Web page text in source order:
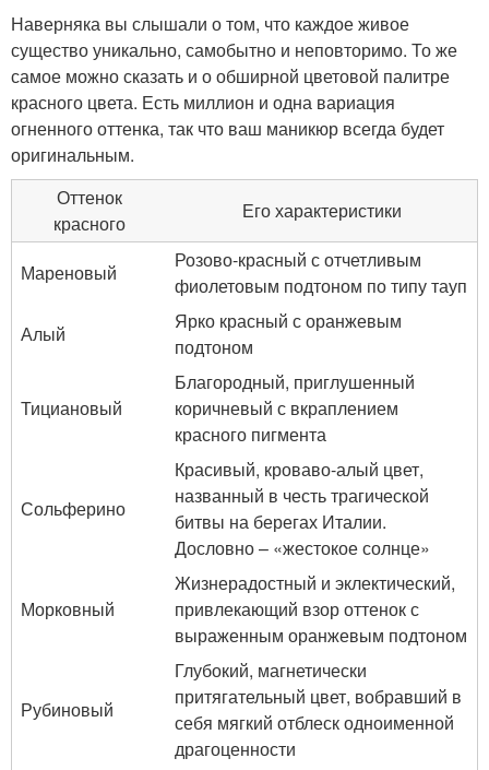
Наверняка вы слышали о том, что каждое живое
существо уникально, самобытно и неповторимо. То же
самое можно сказать и о обширной цветовой палитре
красного цвета. Есть миллион и одна вариация
огненного оттенка, так что ваш маникюр всегда будет
оригинальным.
Оттенок
красного
Его характеристики
Мареновый
Розово-красный с отчетливым
фиолетовым подтоном по типу тауп
Алый
Ярко красный с оранжевым
подтоном
Тициановый
Благородный, приглушенный
коричневый с вкраплением
красного пигмента
Сольферино
Красивый, кроваво-алый цвет,
названный в честь трагической
битвы на берегах Италии.
Дословно – «жестокое солнце»
Морковный
Жизнерадостный и эклектический,
привлекающий взор оттенок с
выраженным оранжевым подтоном
Рубиновый
Глубокий, магнетически
притягательный цвет, вобравший в
себя мягкий отблеск одноименной
драгоценности